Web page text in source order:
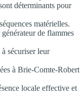
déterminants pour
matérielles.
de flammes
sécuriser leur
à Brie-Comte-Robert
locale effective et